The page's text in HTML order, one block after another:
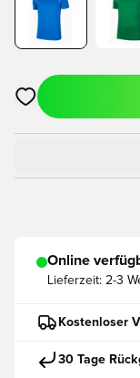
Öffnet ein neues
Online
Lieferzeit: 2-3
Kostenloser
30 Tage